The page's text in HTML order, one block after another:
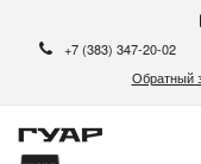
+7 (383) 347-20-02
Обратный